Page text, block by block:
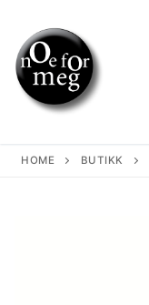
content
HOME BUTIKK